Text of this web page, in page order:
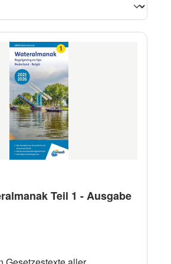
Teil 1 - Ausgabe